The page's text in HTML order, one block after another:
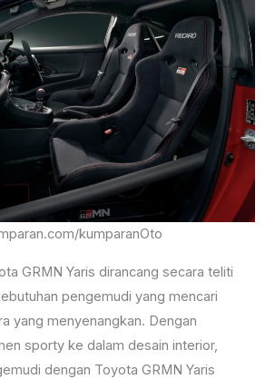
kumparanOto
GRMN Yaris dirancang secara teliti
pengemudi yang mencari
yang menyenangkan. Dengan
sporty ke dalam desain interior,
dengan Toyota GRMN Yaris